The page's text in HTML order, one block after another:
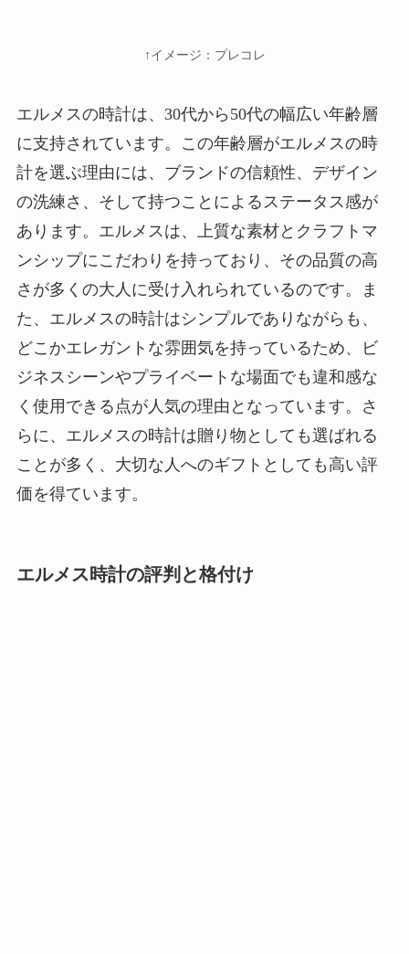
↑イメージ：プレコレ
エルメスの時計は、30代から50代の幅広い年齢層
に支持されています。この年齢層がエルメスの時
計を選ぶ理由には、ブランドの信頼性、デザイン
の洗練さ、そして持つことによるステータス感が
あります。エルメスは、上質な素材とクラフトマ
ンシップにこだわりを持っており、その品質の高
さが多くの大人に受け入れられているのです。ま
た、エルメスの時計はシンプルでありながらも、
どこかエレガントな雰囲気を持っているため、ビ
ジネスシーンやプライベートな場面でも違和感な
く使用できる点が人気の理由となっています。さ
らに、エルメスの時計は贈り物としても選ばれる
ことが多く、大切な人へのギフトとしても高い評
価を得ています。
エルメス時計の評判と格付け